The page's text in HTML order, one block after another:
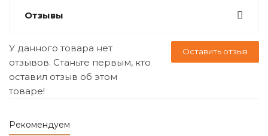
Отзывы
Оставить отзыв
У данного товара нет
отзывов. Станьте первым, кто
оставил отзыв об этом
товаре!
Рекомендуем